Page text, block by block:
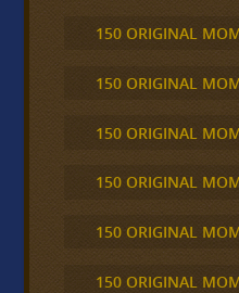
150 ORIGINAL
150 ORIGINAL
150 ORIGINAL
150 ORIGINAL
150 ORIGINAL
150 ORIGINAL